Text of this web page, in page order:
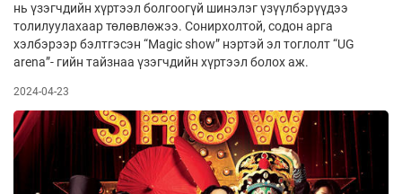
нь үзэгчдийн хүртээл болгоогүй шинэлэг үзүүлбэрүүдээ
толилуулахаар төлөвлөжээ. Сонирхолтой, содон арга
хэлбэрээр бэлтгэсэн “Magic show” нэртэй эл тоглолт “UG
аrena”- гийн тайзнаа үзэгчдийн хүртээл болох аж.
2024-04-23